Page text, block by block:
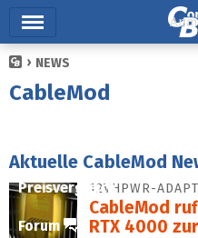
Ticker
Downloads
Preisvergleich
Forum
NEWS
CableMod
Aktuelle CableMod
12VHPWR-
CableMod
RTX 4000